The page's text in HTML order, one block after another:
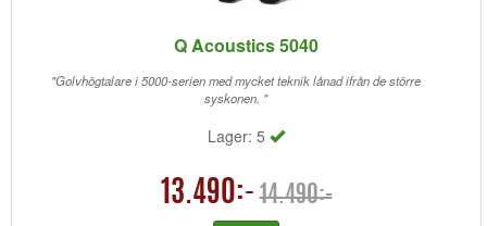
Q Acoustics 5040
"Golvhögtalare i 5000-serien med mycket teknik lånad ifrån de större
syskonen. "
Lager: 5
13.490:- 14.490:-